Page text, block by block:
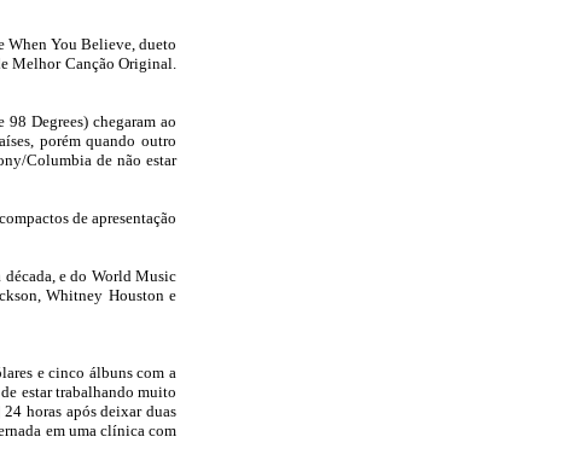
When You Believe, dueto
Melhor Canção Original.
Degrees) chegaram ao
porém quando outro
Columbia de não estar
de apresentação
e do World Music
Whitney Houston e
e cinco álbuns com a
estar trabalhando muito
horas após deixar duas
em uma clínica com